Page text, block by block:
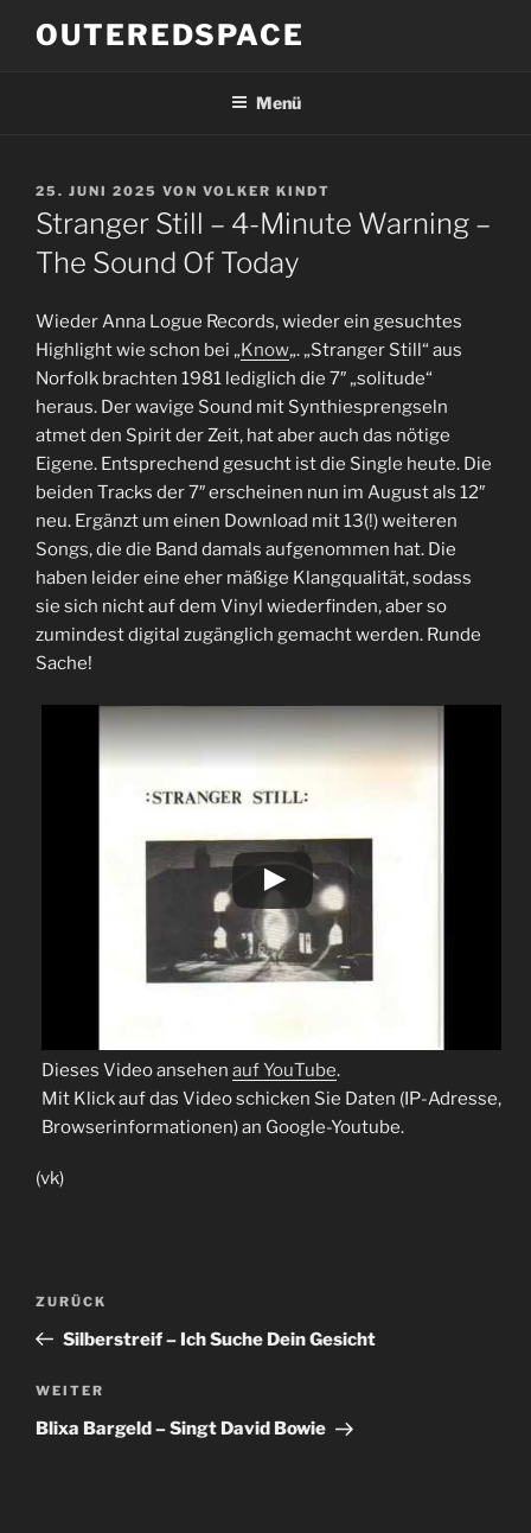
InhaltOUTEREDSPACE
Menü
VERÖFFENTLICHT
AM
25. JUNI 2025 VON VOLKER KINDT
Stranger Still – 4-Minute Warning –
The Sound Of Today
Wieder Anna Logue Records, wieder ein gesuchtes
Highlight wie schon bei „Know„. „Stranger Still“ aus
Norfolk brachten 1981 lediglich die 7″ „solitude“
heraus. Der wavige Sound mit Synthiesprengseln
atmet den Spirit der Zeit, hat aber auch das nötige
Eigene. Entsprechend gesucht ist die Single heute. Die
beiden Tracks der 7″ erscheinen nun im August als 12″
neu. Ergänzt um einen Download mit 13(!) weiteren
Songs, die die Band damals aufgenommen hat. Die
haben leider eine eher mäßige Klangqualität, sodass
sie sich nicht auf dem Vinyl wiederfinden, aber so
zumindest digital zugänglich gemacht werden. Runde
Sache!
Dieses Video ansehen auf YouTube.
Mit Klick auf das Video schicken Sie Daten (IP-Adresse,
Browserinformationen) an Google-Youtube.
(vk)
Beitragsnavigation
Vorheriger
Beitrag
ZURÜCK
Silberstreif – Ich Suche Dein Gesicht
Nächster
Beitrag
WEITER
Blixa Bargeld – Singt David Bowie